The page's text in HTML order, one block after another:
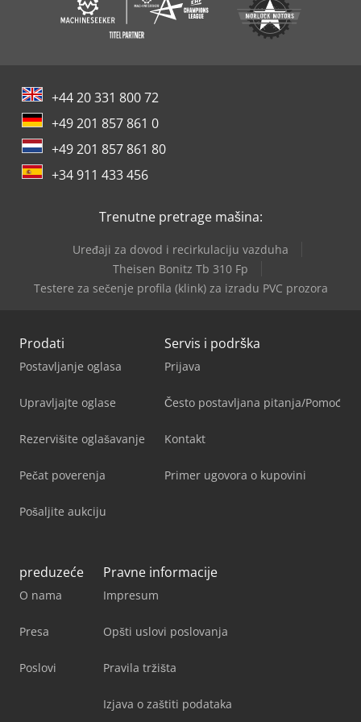
Isporuka: ek lageri - kao što se vidi Plaćanje: samo neto - po
prijemu računa Tražimo vašu porudžbinu. Druge mašine
za hladno valjanje i druge mašine za sečenje zupčanika su
+44 20 331 800 72
+49 201 857 861 0
+49 201 857 861 80
+34 911 433 456
Trenutne pretrage mašina:
Uređaji za dovod i recirkulaciju vazduha
Theisen Bonitz Tb 310 Fp
Testere za sečenje profila (klink) za izradu PVC prozora
Prodati
Postavljanje oglasa
Upravljajte oglase
Rezervišite oglašavanje
Pečat poverenja
Pošaljite aukciju
Servis i podrška
Prijava
Često postavljana pitanja/Pomoć
Kontakt
Primer ugovora o kupovini
preduzeće
O nama
Presa
Poslovi
Pravne informacije
Impresum
Opšti uslovi poslovanja
Pravila tržišta
Izjava o zaštiti podataka